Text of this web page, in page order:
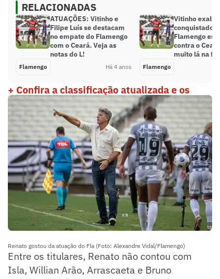
RELACIONADAS
ATUAÇÕES: Vitinho e
Filipe Luís se destacam
no empate do Flamengo
com o Ceará. Veja as
notas do L!
Flamengo Há 4 anos
Vitinho exalta
conquistado
Flamengo
contra o
muito lá na
Flamengo
+ Confira a classificação atualizada e os
resultados da 17ª rodada do Brasileirão!
Renato gostou da atuação do Fla (Foto: Alexandre Vidal/Flamengo)
Entre os titulares, Renato não contou com
Isla, Willian Arão, Arrascaeta e Bruno